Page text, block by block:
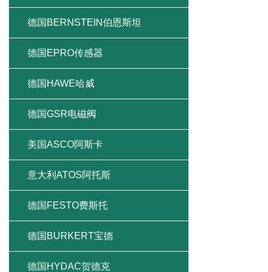
德国BERNSTEIN伯恩斯坦
德国EPRO传感器
德国HAWE哈威
德国GSR电磁阀
美国ASCO阿斯卡
意大利ATOS阿托斯
德国FESTO费斯托
德国BURKERT宝德
德国HYDAC贺德克